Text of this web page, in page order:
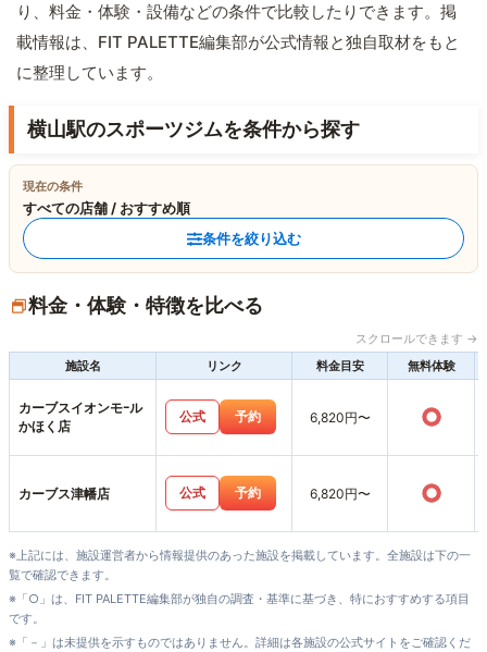
り、料金・体験・設備などの条件で比較したりできます。掲
載情報は、FIT PALETTE編集部が公式情報と独自取材をもと
に整理しています。
横山駅のスポーツジムを条件から探す
現在の条件
すべての店舗 / おすすめ順
条件を絞り込む
料金・体験・特徴を比べる
スクロールできます →
施設名
リンク 料金目安 無料体験
カーブスイオンモｰル
かほく店
公式 予約 6,820円〜 ○
カーブス津幡店 公式 予約 6,820円〜 ○
※上記には、施設運営者から情報提供のあった施設を掲載しています。全施設は下の一
覧で確認できます。
※「○」は、FIT PALETTE編集部が独自の調査・基準に基づき、特におすすめする項目
です。
※「－」は未提供を示すものではありません。詳細は各施設の公式サイトをご確認くだ